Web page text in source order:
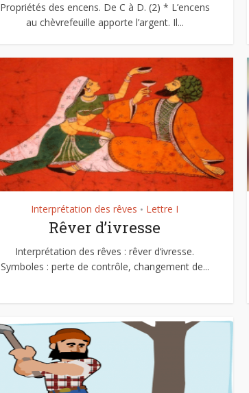
Propriétés des encens. De C à D. (2) * L’encens
au chèvrefeuille apporte l’argent. Il...
Interprétation des rêves • Lettre I
Rêver d’ivresse
Interprétation des rêves : rêver d‘ivresse.
Symboles : perte de contrôle, changement de...